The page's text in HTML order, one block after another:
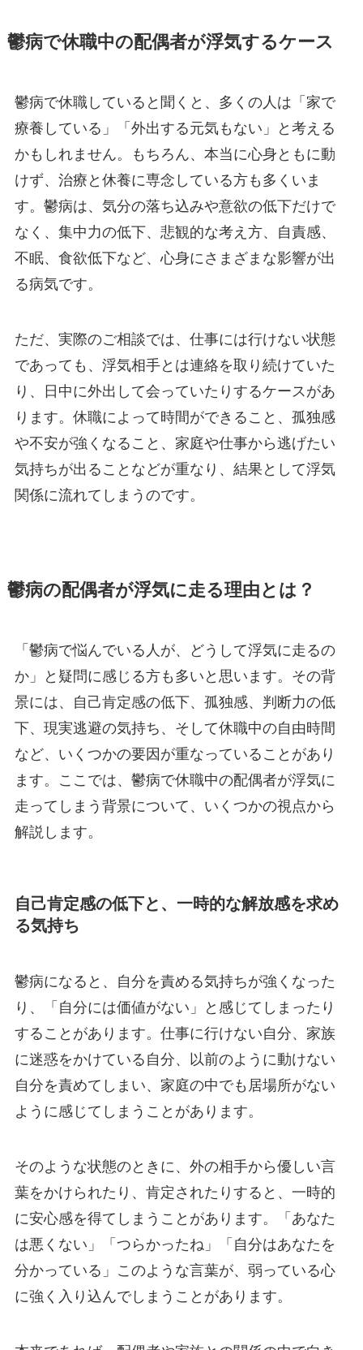
鬱病で休職中の配偶者が浮気するケース
鬱病で休職していると聞くと、多くの人は「家で
療養している」「外出する元気もない」と考える
かもしれません。もちろん、本当に心身ともに動
けず、治療と休養に専念している方も多くいま
す。鬱病は、気分の落ち込みや意欲の低下だけで
なく、集中力の低下、悲観的な考え方、自責感、
不眠、食欲低下など、心身にさまざまな影響が出
る病気です。
ただ、実際のご相談では、仕事には行けない状態
であっても、浮気相手とは連絡を取り続けていた
り、日中に外出して会っていたりするケースがあ
ります。休職によって時間ができること、孤独感
や不安が強くなること、家庭や仕事から逃げたい
気持ちが出ることなどが重なり、結果として浮気
関係に流れてしまうのです。
鬱病の配偶者が浮気に走る理由とは？
「鬱病で悩んでいる人が、どうして浮気に走るの
か」と疑問に感じる方も多いと思います。その背
景には、自己肯定感の低下、孤独感、判断力の低
下、現実逃避の気持ち、そして休職中の自由時間
など、いくつかの要因が重なっていることがあり
ます。ここでは、鬱病で休職中の配偶者が浮気に
走ってしまう背景について、いくつかの視点から
解説します。
自己肯定感の低下と、一時的な解放感を求め
る気持ち
鬱病になると、自分を責める気持ちが強くなった
り、「自分には価値がない」と感じてしまったり
することがあります。仕事に行けない自分、家族
に迷惑をかけている自分、以前のように動けない
自分を責めてしまい、家庭の中でも居場所がない
ように感じてしまうことがあります。
そのような状態のときに、外の相手から優しい言
葉をかけられたり、肯定されたりすると、一時的
に安心感を得てしまうことがあります。「あなた
は悪くない」「つらかったね」「自分はあなたを
分かっている」このような言葉が、弱っている心
に強く入り込んでしまうことがあります。